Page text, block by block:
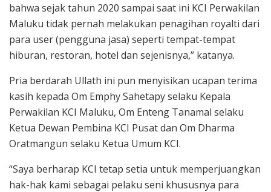
bahwa sejak tahun 2020 sampai saat ini KCI Perwakilan
Maluku tidak pernah melakukan penagihan royalti dari
para user (pengguna jasa) seperti tempat-tempat
hiburan, restoran, hotel dan sejenisnya,” katanya.
Pria berdarah Ullath ini pun menyisikan ucapan terima
kasih kepada Om Emphy Sahetapy selaku Kepala
Perwakilan KCI Maluku, Om Enteng Tanamal selaku
Ketua Dewan Pembina KCI Pusat dan Om Dharma
Oratmangun selaku Ketua Umum KCI.
“Saya berharap KCI tetap setia untuk memperjuangkan
hak-hak kami sebagai pelaku seni khususnya para